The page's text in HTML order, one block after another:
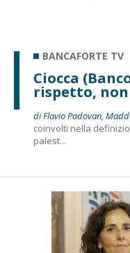
BANCAFORTE TV
Ciocca
rispetto,
di Flavio Padovan,
coinvolti nella
palest...